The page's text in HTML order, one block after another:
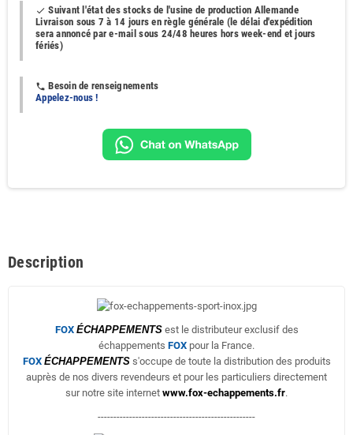
done Suivant l'état des stocks de l'usine de production Allemande
Livraison sous 7 à 14 jours en règle générale (le délai d'expédition
sera annoncé par e-mail sous 24/48 heures hors week-end et jours
fériés)
phone Besoin de renseignements
Appelez-nous !
Description
FOX ÉCHAPPEMENTSest le distributeur exclusif des
échappements FOX pour la France.
FOX ÉCHAPPEMENTSs'occupe de toute la distribution des produits
auprès de nos divers revendeurs et pour les particuliers directement
sur notre site internet www.fox-echappements.fr.
--------------------------------------------------